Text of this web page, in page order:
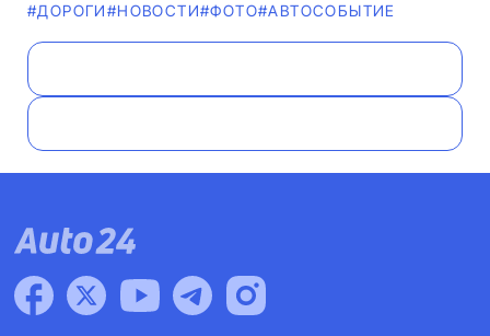
#ДОРОГИ#НОВОСТИ#ФОТО#АВТОСОБЫТИЕ